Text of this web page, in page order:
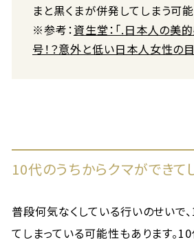
まと黒くまが併発してしまう可
※参考：資生堂：「.日本人の美
号！？意外と低い日本人女性の
10代のうちからクマができて
普段何気なくしている行いのせいで
てしまっている可能性もあります。